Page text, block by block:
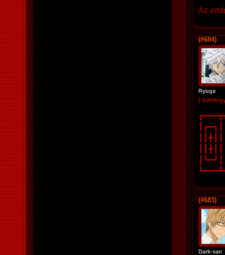
Az
(#684)
Ryuga
[
(#683)
Dark-san